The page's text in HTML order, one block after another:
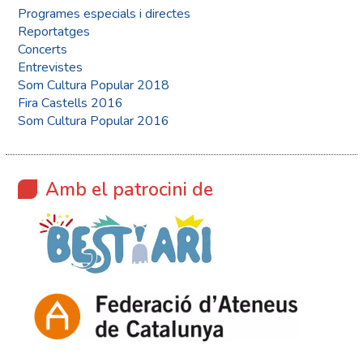
Programes especials i directes
Reportatges
Concerts
Entrevistes
Som Cultura Popular 2018
Fira Castells 2016
Som Cultura Popular 2016
Amb el patrocini de